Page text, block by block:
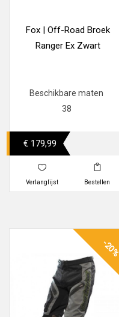
Fox | Off-Road Broek
Ranger Ex Zwart
Beschikbare maten
38
€ 179,99
Verlanglijst Bestellen
-20%